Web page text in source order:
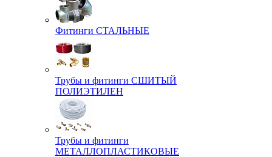
Фитинги СТАЛЬНЫЕ
Трубы и фитинги СШИТЫЙ
ПОЛИЭТИЛЕН
Трубы и фитинги
МЕТАЛЛОПЛАСТИКОВЫЕ